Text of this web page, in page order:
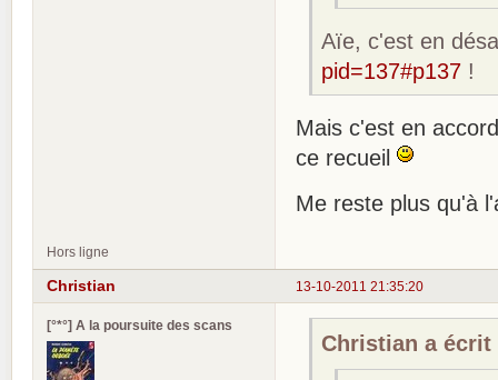
Aïe, c'est en
pid=137#p137 !
Mais c'est en
ce recueil
Me reste plus qu'à
Hors ligne
13-10-2011 21:35:20
Christian
[°*°] A la poursuite des scans
Christian a écrit